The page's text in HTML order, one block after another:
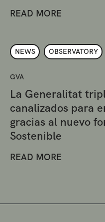
READ MORE
NEWS OBSERVATORY
GVA
La Generalitat
canalizados para
gracias al nuevo
Sostenible
READ MORE